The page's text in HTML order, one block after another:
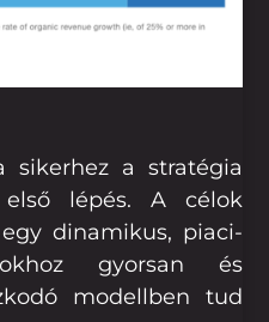
sikerhez a stratégia
lépés. A célok
dinamikus, piaci-
gyorsan és
modellben tud